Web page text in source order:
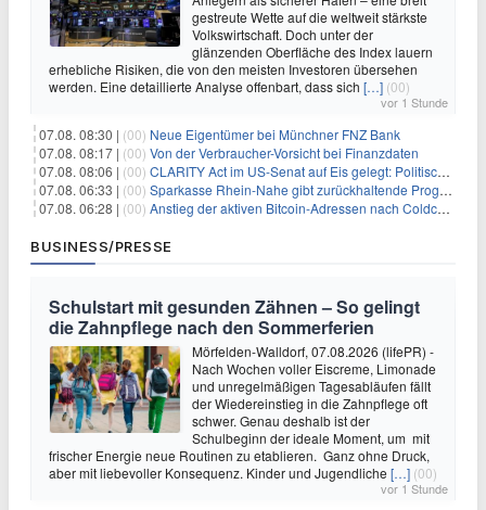
gestreute Wette auf die weltweit stärkste
Volkswirtschaft. Doch unter der
glänzenden Oberfläche des Index lauern
erhebliche Risiken, die von den meisten Investoren übersehen
werden. Eine detaillierte Analyse offenbart, dass sich […] (00)
vor 1 Stunde
07.08. 08:30 | (00) Neue Eigentümer bei Münchner FNZ Bank
07.08. 08:17 | (00) Von der Verbraucher-Vorsicht bei Finanzdaten
07.08. 08:06 | (00) CLARITY Act im US-Senat auf Eis gelegt: Politische Differenzen verzögern Krypto-Gesetzgebung bis September
07.08. 06:33 | (00) Sparkasse Rhein-Nahe gibt zurückhaltende Prognose
07.08. 06:28 | (00) Anstieg der aktiven Bitcoin-Adressen nach Coldcard-Panik
BUSINESS/PRESSE
Schulstart mit gesunden Zähnen – So gelingt
die Zahnpflege nach den Sommerferien
Mörfelden-Walldorf, 07.08.2026 (lifePR) -
Nach Wochen voller Eiscreme, Limonade
und unregelmäßigen Tagesabläufen fällt
der Wiedereinstieg in die Zahnpflege oft
schwer. Genau deshalb ist der
Schulbeginn der ideale Moment, um mit
frischer Energie neue Routinen zu etablieren. Ganz ohne Druck,
aber mit liebevoller Konsequenz. Kinder und Jugendliche […] (00)
vor 1 Stunde